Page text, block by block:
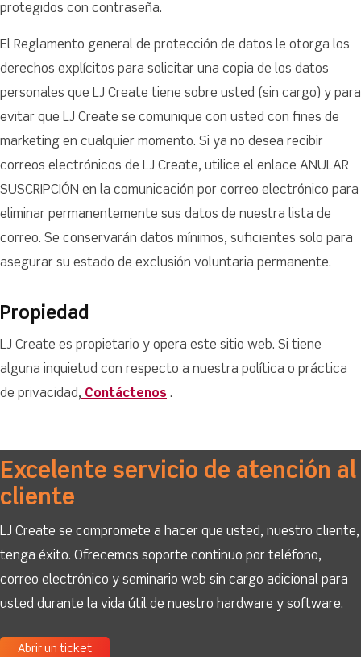
protegidos con contraseña.
El Reglamento general de protección de datos le otorga los
derechos explícitos para solicitar una copia de los datos
personales que LJ Create tiene sobre usted (sin cargo) y para
evitar que LJ Create se comunique con usted con fines de
marketing en cualquier momento. Si ya no desea recibir
correos electrónicos de LJ Create, utilice el enlace ANULAR
SUSCRIPCIÓN en la comunicación por correo electrónico para
eliminar permanentemente sus datos de nuestra lista de
correo. Se conservarán datos mínimos, suficientes solo para
asegurar su estado de exclusión voluntaria permanente.
Propiedad
LJ Create es propietario y opera este sitio web. Si tiene
alguna inquietud con respecto a nuestra política o práctica
de privacidad, Contáctenos .
Excelente servicio de atención al
cliente
LJ Create se compromete a hacer que usted, nuestro cliente,
tenga éxito. Ofrecemos soporte continuo por teléfono,
correo electrónico y seminario web sin cargo adicional para
usted durante la vida útil de nuestro hardware y software.
Abrir un ticket